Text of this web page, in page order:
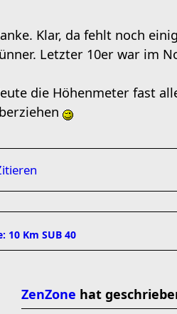
Klar, da fehlt noch
Letzter 10er war im
die Höhenmeter fast
10 Km SUB 40
ZenZone hat